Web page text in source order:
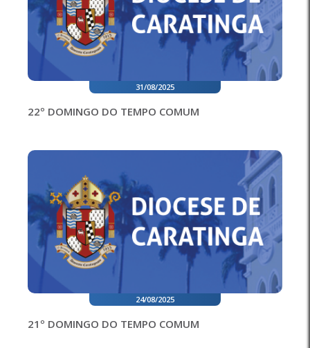
31/08/2025
22º DOMINGO DO TEMPO COMUM
24/08/2025
21º DOMINGO DO TEMPO COMUM